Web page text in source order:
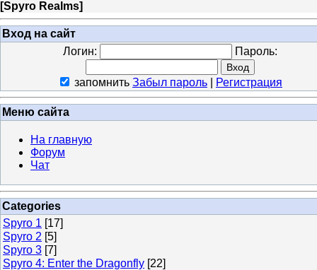
[Spyro Realms]
Вход на сайт
Логин:
Пароль:
запомнить Забыл пароль Регистрация
Меню сайта
На главную
Форум
Чат
Categories
Spyro 1 [17]
Spyro 2 [5]
Spyro 3 [7]
Spyro 4: Enter the Dragonfly [22]